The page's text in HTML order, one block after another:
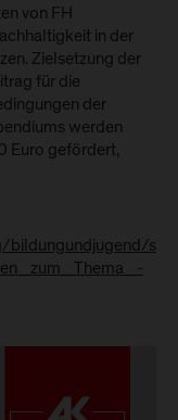
von FH
in der
Zielsetzung der
für die
der
werden
Euro gefördert,
bildungundjugend/s